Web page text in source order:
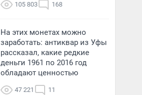
105 803 168
На этих монетах можно
заработать: антиквар из Уфы
рассказал, какие редкие
деньги 1961 по 2016 год
обладают ценностью
47 221 11